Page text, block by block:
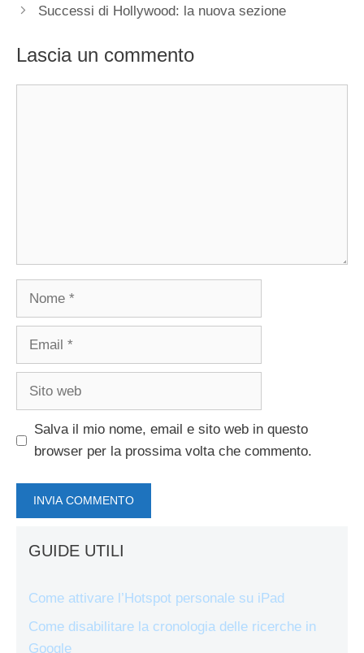
Successi di Hollywood: la nuova sezione
Lascia un commento
Nome
Email
Sito
Salva il mio nome, email e sito web in questo
browser per la prossima volta che commento.
GUIDE UTILI
Come attivare l’Hotspot personale su iPad
Come disabilitare la cronologia delle ricerche in
Google